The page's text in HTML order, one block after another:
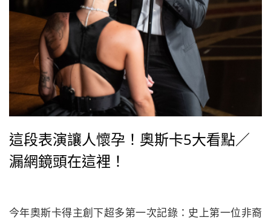
這段表演讓人懷孕！奧斯卡5大看點／
漏網鏡頭在這裡！
今年奧斯卡得主創下超多第一次記錄：史上第一位非裔